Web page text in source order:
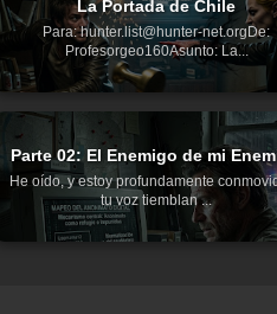
La Portada de Chile
Para: hunter.list@hunter-net.orgDe:
Profesorgeo160Asunto: La...
Parte 02: El Enemigo de mi
He oído, y estoy profundamente
tu voz tiemblan ...